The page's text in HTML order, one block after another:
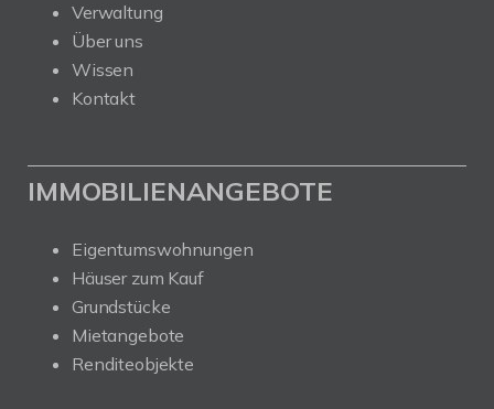
Verwaltung
Über uns
Wissen
Kontakt
IMMOBILIENANGEBOTE
Eigentumswohnungen
Häuser zum Kauf
Grundstücke
Mietangebote
Renditeobjekte